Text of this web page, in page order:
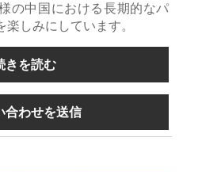
の中国における長期的なパ
しみにしています。
きを読む
合わせを送信